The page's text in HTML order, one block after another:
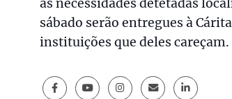
às necessidades detetadas
sábado serão entregues à
instituições que deles careçam.